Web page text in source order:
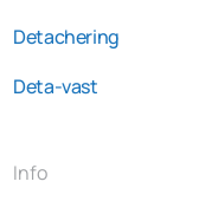
Detachering
Deta-vast
Info